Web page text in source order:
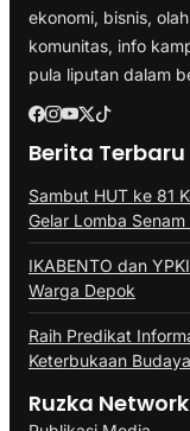
ekonomi, bisnis,
komunitas, info
pula liputan dalam
Berita Terbaru
Sambut HUT ke 81
Gelar Lomba
IKABENTO dan
Warga Depok
Raih Predikat
Keterbukaan
Ruzka Network